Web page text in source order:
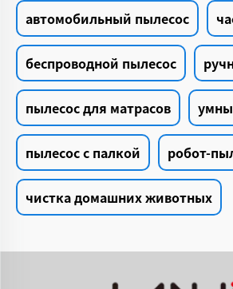
автомобильный пылесос
беспроводной пылесос
пылесос для матрасов
пылесос с палкой робот-
чистка домашних животных